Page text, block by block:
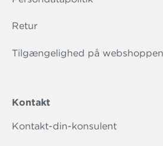
Retur
Tilgængelighed på webshoppen
Kontakt
Kontakt-din-konsulent